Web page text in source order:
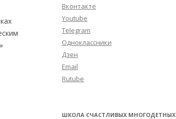
Вконтакте
Youtube
Telegram
Одноклассники
Дзен
Email
Rutube
ШКОЛА СЧАСТЛИВЫХ МНОГОДЕТНЫХ